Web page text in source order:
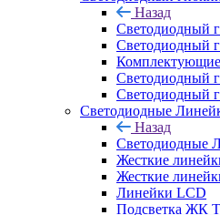
Назад
Светодиодный
Светодиодный
Комплектующие
Светодиодный
Светодиодный
Светодиодные
Назад
Светодиодные
Жесткие
Жесткие
Линейки LCD
Подсветка ЖК